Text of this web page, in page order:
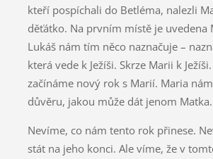
kteří pospíchali do Betléma, nalezli
děťátko. Na prvním místě je uvedena
Lukáš nám tím něco naznačuje –
která vede k Ježíši. Skrze Marii k
začínáme nový rok s Marií. Maria
důvěru, jakou může dát jenom Matka.
Nevíme, co nám tento rok přinese.
stát na jeho konci. Ale víme, že v